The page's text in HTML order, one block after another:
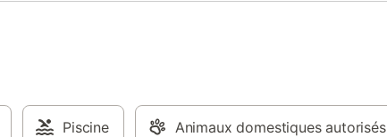
Piscine Animaux domestiques autorisés